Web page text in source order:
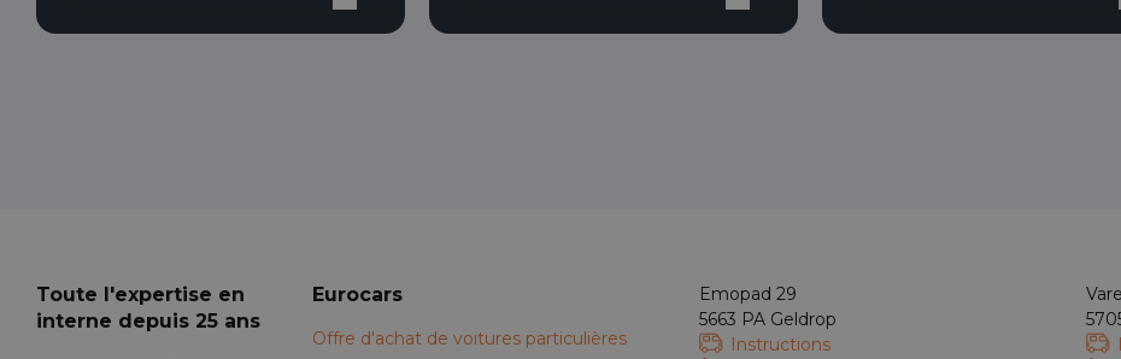
Toute l'expertise en
interne depuis 25 ans
Eurocars
Offre d'achat de voitures particulières
Emopad 29
5663 PA Geldrop
Instructions